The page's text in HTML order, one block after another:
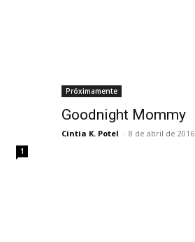
1
Próximamente
Goodnight Mommy
Cintia K. Potel - 8 de abril de 2016